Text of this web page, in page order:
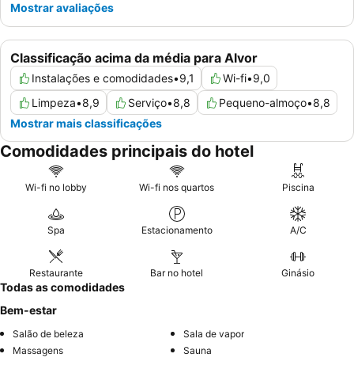
Classificação acima da média para Alvor
Instalações e comodidades•9,1 Wi-fi•9,0
Limpeza•8,9 Serviço•8,8 Pequeno-almoço•8,8
Mostrar mais classificações
Mostrar avaliações
Comodidades principais do hotel
Wi-fi no lobby Wi-fi nos quartos Piscina
Spa Estacionamento A/C
Restaurante Bar no hotel Ginásio
Todas as comodidades
Bem-estar
Salão de beleza
Sala de vapor
Massagens
Sauna